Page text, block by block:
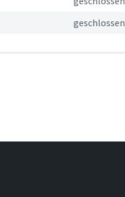
geschlossen